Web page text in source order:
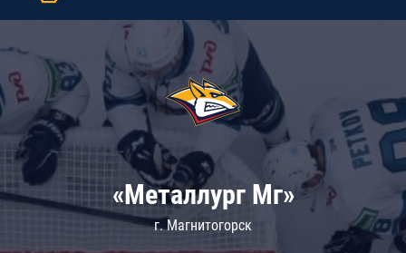
«Металлург Мг»
г. Магнитогорск